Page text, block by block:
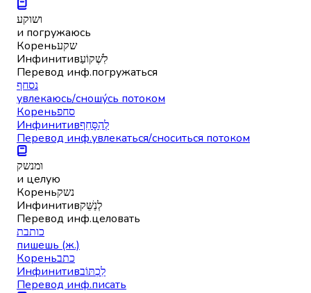
ושוקע
и погружаюсь
Кореньשקע
Инфинитивלִשְׁקוֹעַ
Перевод инф.погружаться
נסחף
увлекаюсь/сношу́сь потоком
Кореньסחפ
Инфинитивלְהִסָּחֵף
Перевод инф.увлекаться/сноситься потоком
ומנשק
и целую
Кореньנשק
Инфинитивלְנַשֵּׁק
Перевод инф.целовать
כותבת
пишешь (ж.)
Кореньכתב
Инфинитивלִכְתּוֹב
Перевод инф.писать